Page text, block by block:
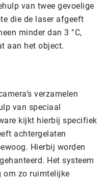
van twee gevoelige
die de laser afgeeft
minder dan 3 °C,
aan het object.
verzamelen
van speciaal
kijkt hierbij specifiek
achtergelaten
Hierbij worden
Het systeem
om zo ruimtelijke